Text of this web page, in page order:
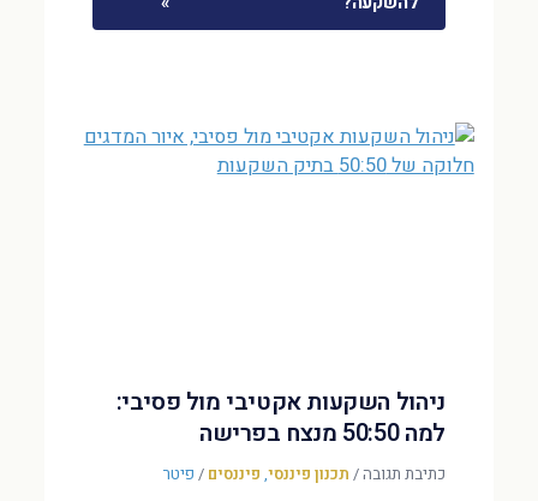
ניהול השקעות אקטיבי מול פסיבי:
למה 50:50 מנצח בפרישה
כתיבת תגובה/ תכנון פיננסי, פיננסים / פיטר